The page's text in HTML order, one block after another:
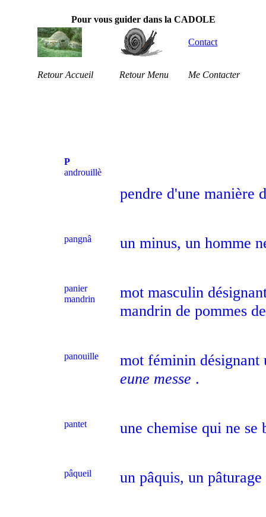
Pour vous guider dans la CADOLE
Contact
Retour Accueil Retour Menu Me Contacter
P
androuillè
pendre d'une manière
pangnâ un minus, un homme
panier
mandrin
mot masculin
mandrin de pommes
panouille
mot féminin désignant
eune messe .
pantet une chemise qui ne se
pâqueil un pâquis, un